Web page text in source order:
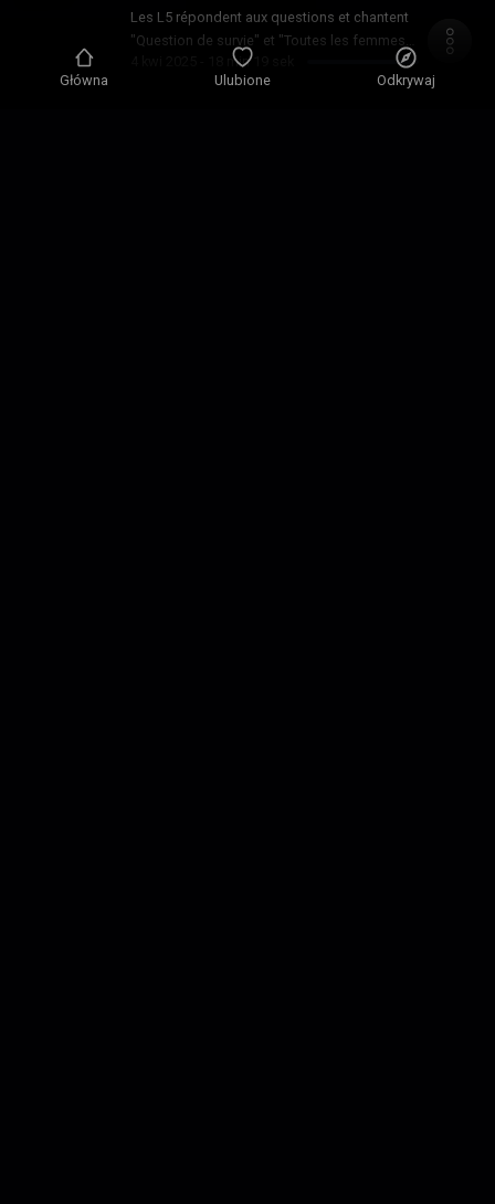
Główna Ulubione Odkrywaj
Les L5 répondent aux questions et chantent
"Question de survie" et "Toutes les femmes
de ta vie" en live dans le Réveil Chérie.
18 min 19 sek